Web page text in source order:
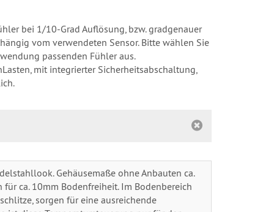
bei 1/10-Grad Auflösung, bzw. gradgenauer
vom verwendeten Sensor. Bitte wählen Sie
passenden Fühler aus.
mit integrierter Sicherheitsabschaltung,
Gehäusemaße ohne Anbauten ca.
ca. 10mm Bodenfreiheit. Im Bodenbereich
sorgen für eine ausreichende